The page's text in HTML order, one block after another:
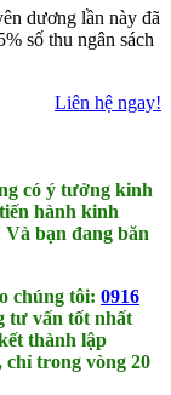
dương lần này đã
số thu ngân sách
Liên hệ ngay!
có ý tưởng kinh
hành kinh
bạn đang băn
chúng tôi: 0916
tư vấn tốt nhất
thành lập
chỉ trong vòng 20